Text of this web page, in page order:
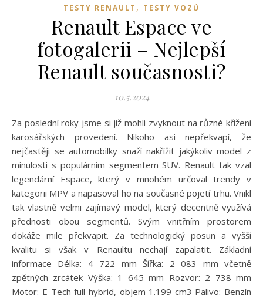
TESTY RENAULT , TESTY VOZŮ
Renault Espace ve
fotogalerii – Nejlepší
Renault současnosti?
10.5.2024
Za poslední roky jsme si již mohli zvyknout na různé křížení
karosářských provedení. Nikoho asi nepřekvapí, že
nejčastěji se automobilky snaží nakřížit jakýkoliv model z
minulosti s populárním segmentem SUV. Renault tak vzal
legendární Espace, který v mnohém určoval trendy v
kategorii MPV a napasoval ho na současné pojetí trhu. Vnikl
tak vlastně velmi zajímavý model, který decentně využívá
přednosti obou segmentů. Svým vnitřním prostorem
dokáže mile překvapit. Za technologický posun a vyšší
kvalitu si však v Renaultu nechají zapalatit. Základní
informace Délka: 4 722 mm Šířka: 2 083 mm včetně
zpětných zrcátek Výška: 1 645 mm Rozvor: 2 738 mm
Motor: E-Tech full hybrid, objem 1.199 cm3 Palivo: Benzín